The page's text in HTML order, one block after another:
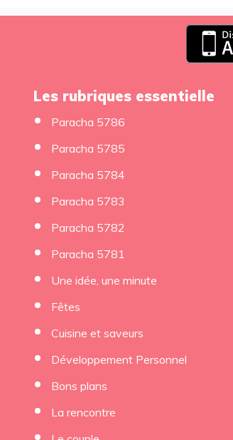
Les rubriques essentielle
Paracha 5786
Paracha 5785
Paracha 5784
Paracha 5783
Paracha 5782
Paracha 5781
Une idée, une minute
Fêtes
Cuisine et saveurs
Développement Personnel
Bons plans
La rencontre